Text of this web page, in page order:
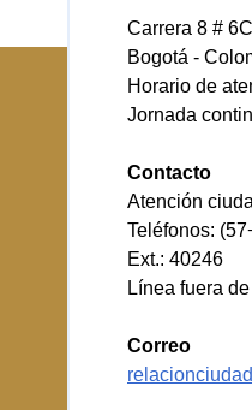
Carrera 8 #
Bogotá -
Horario de
Jornada
Contacto
Atención
Teléfonos:
Ext.: 40246
Línea fuera
Correo